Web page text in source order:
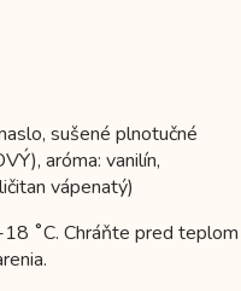
sušené plnotučné
aróma: vanilín,
vápenatý)
˚C. Chráňte pred teplom